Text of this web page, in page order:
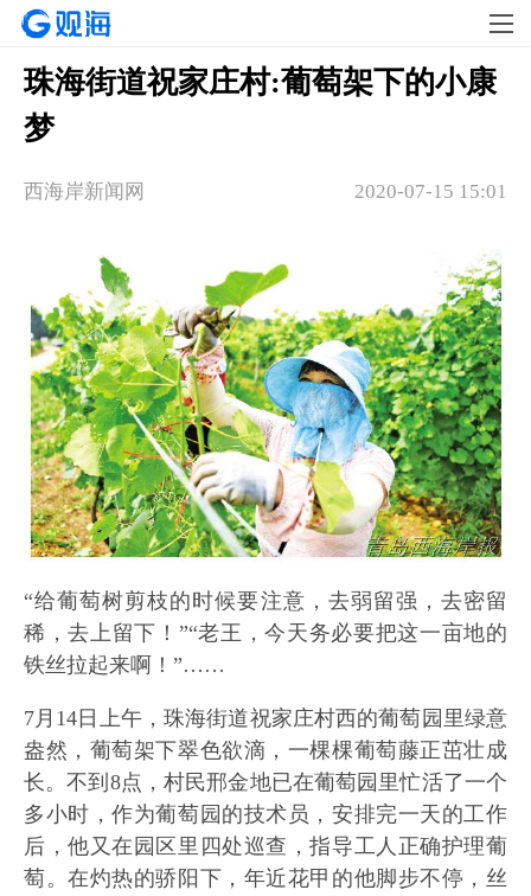
珠海街道祝家庄村:葡萄架下的小康
梦
2020-07-15 15:01
西海岸新闻网
“给葡萄树剪枝的时候要注意，去弱留强，去密留
稀，去上留下！”“老王，今天务必要把这一亩地的
铁丝拉起来啊！”……
7月14日上午，珠海街道祝家庄村西的葡萄园里绿意
盎然，葡萄架下翠色欲滴，一棵棵葡萄藤正茁壮成
长。不到8点，村民邢金地已在葡萄园里忙活了一个
多小时，作为葡萄园的技术员，安排完一天的工作
后，他又在园区里四处巡查，指导工人正确护理葡
萄。在灼热的骄阳下，年近花甲的他脚步不停，丝